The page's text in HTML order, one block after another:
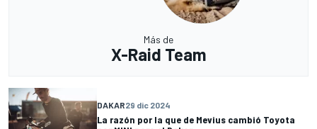
Más de
X-Raid Team
DAKAR29 dic 2024
La razón por la que de Mevius cambió Toyota